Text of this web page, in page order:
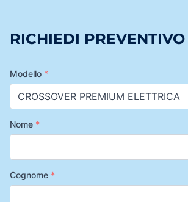
RICHIEDI PREVENTIVO
Modello *
Nome *
Cognome *